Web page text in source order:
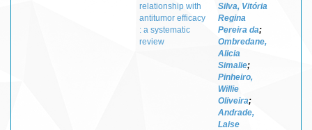
relationship with
antitumor efficacy
: a systematic
review
Silva, Vitória
Regina
Pereira da;
Ombredane,
Alicia
Simalie;
Pinheiro,
Willie
Oliveira;
Andrade,
Laise